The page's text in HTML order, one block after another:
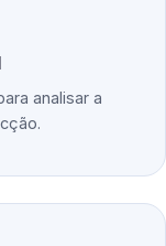
analisar a